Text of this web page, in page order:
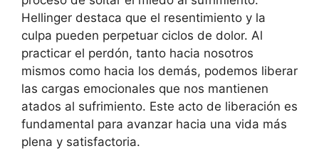
Hellinger destaca que el resentimiento y la
culpa pueden perpetuar ciclos de dolor. Al
practicar el perdón, tanto hacia nosotros
mismos como hacia los demás, podemos liberar
las cargas emocionales que nos mantienen
atados al sufrimiento. Este acto de liberación es
fundamental para avanzar hacia una vida más
plena y satisfactoria.